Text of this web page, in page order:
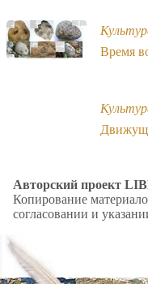
Время
Авторский проект
Копирование
согласовании и